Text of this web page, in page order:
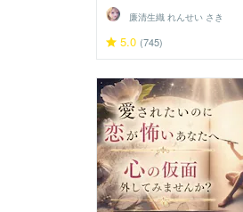
廉清生織 れんせい さき
5.0 (745)